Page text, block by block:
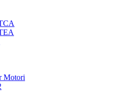
Motori